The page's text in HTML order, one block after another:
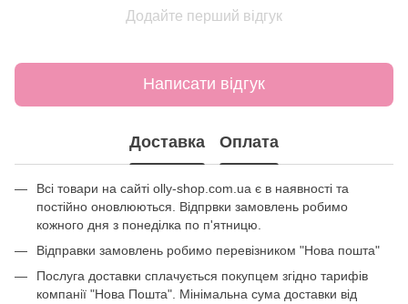
Додайте перший відгук
Написати відгук
Доставка Оплата
Всі товари на сайті olly-shop.com.ua є в наявності та
постійно оновлюються. Відпрвки замовлень робимо
кожного дня з понеділка по п'ятницю.
Відправки замовлень робимо перевізником "Нова пошта"
Послуга доставки сплачується покупцем згідно тарифів
компанії "Нова Пошта". Мінімальна сума доставки від